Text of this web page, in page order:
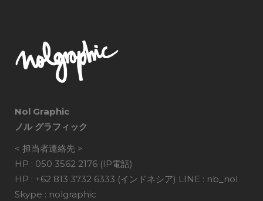
Nol Graphic
ノル グラフィック
< 担当者連絡先 >
HP : 050 3562 2176 (IP電話)
HP : +62 813 3732 6333 (インドネシア) LINE : nb_nol
Skype : nolgraphic